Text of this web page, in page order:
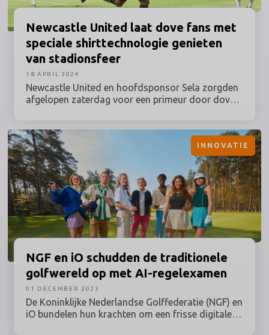
Newcastle United laat dove fans met
speciale shirttechnologie genieten
van stadionsfeer
Newcastle United en hoofdsponsor Sela zorgden
afgelopen zaterdag voor een primeur door dove
genieten van de stadionsfeer.
18 APRIL 2024
NGF en iO schudden de traditionele
golfwereld op met AI-regelexamen
De Koninklijke Nederlandse Golffederatie (NGF) en
iO bundelen hun krachten om een frisse digitale
INNOVATIE
01 DECEMBER 2023